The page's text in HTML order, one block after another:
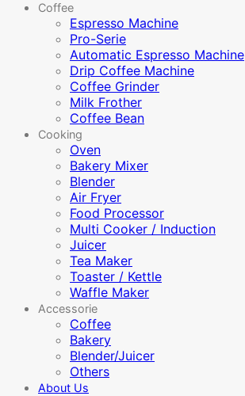
Coffee
Espresso Machine
Pro-Serie
Automatic Espresso Machine
Drip Coffee Machine
Coffee Grinder
Milk Frother
Coffee Bean
Cooking
Oven
Bakery Mixer
Blender
Air Fryer
Food Processor
Multi Cooker / Induction
Juicer
Tea Maker
Toaster / Kettle
Waffle Maker
Accessorie
Coffee
Bakery
Blender/Juicer
Others
About Us